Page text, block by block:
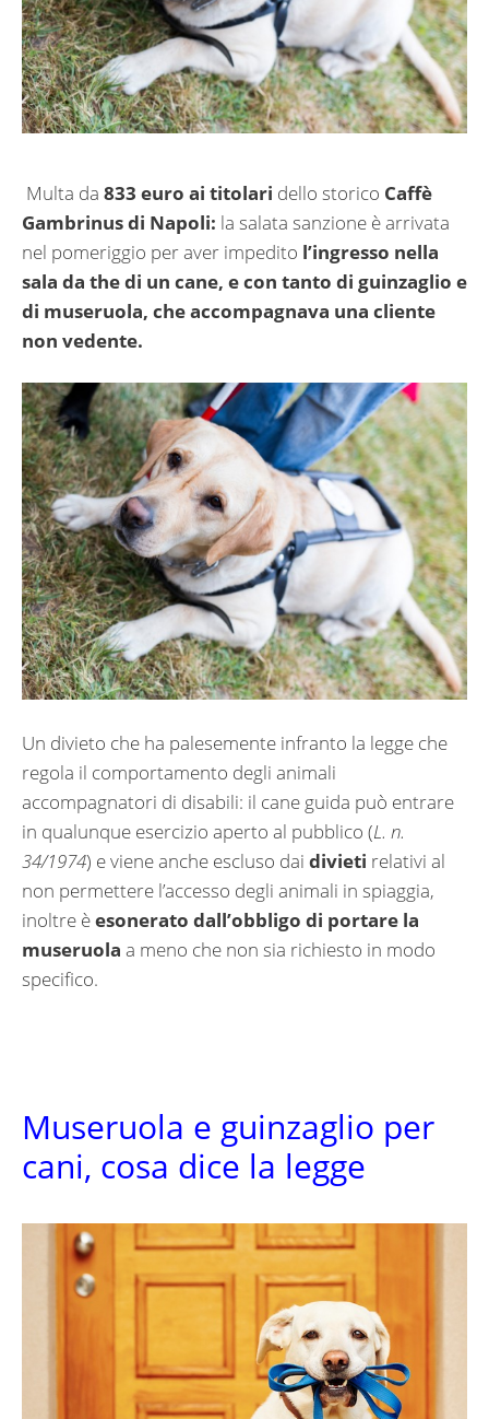
Multa da 833 euro ai titolari dello storico Caffè
Gambrinus di Napoli: la salata sanzione è arrivata
nel pomeriggio per aver impedito l’ingresso nella
sala da the di un cane, e con tanto di guinzaglio e
di museruola, che accompagnava una cliente
non vedente.
Un divieto che ha palesemente infranto la legge che
regola il comportamento degli animali
accompagnatori di disabili: il cane guida può entrare
in qualunque esercizio aperto al pubblico (L. n.
34/1974) e viene anche escluso dai divieti relativi al
non permettere l’accesso degli animali in spiaggia,
inoltre èesonerato dall’obbligo di portare la
museruola a meno che non sia richiesto in modo
specifico.
Museruola e guinzaglio per
cani, cosa dice la legge